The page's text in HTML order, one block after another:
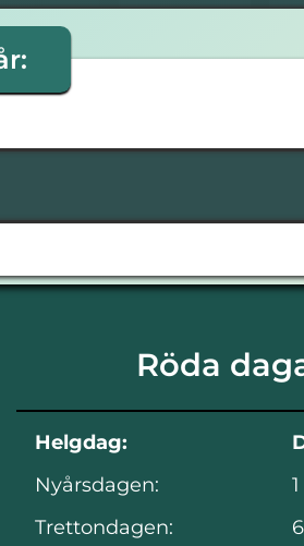
Röda
Helgdag:
Nyårsdagen:
Trettondagen: